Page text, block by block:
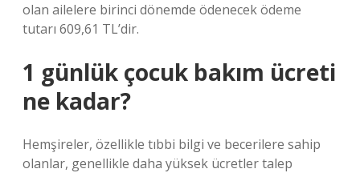
olan ailelere birinci dönemde ödenecek ödeme
tutarı 609,61 TL’dir.
1 günlük çocuk bakım ücreti
ne kadar?
Hemşireler, özellikle tıbbi bilgi ve becerilere sahip
olanlar, genellikle daha yüksek ücretler talep